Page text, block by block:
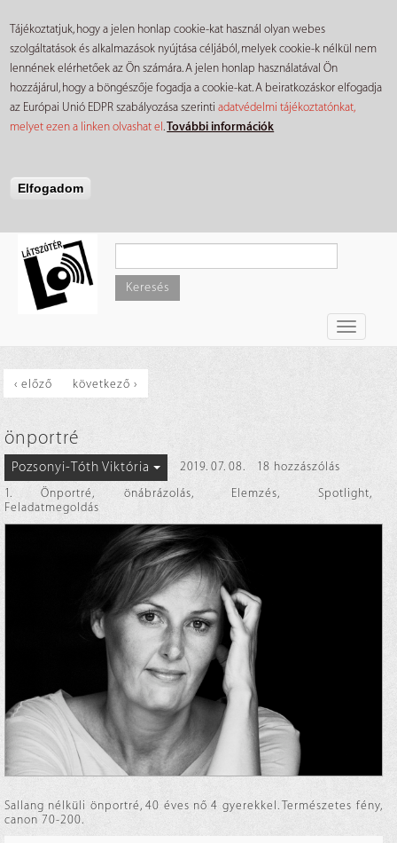
Tájékoztatjuk, hogy a jelen honlap cookie-kat használ olyan webes
szolgáltatások és alkalmazások nyújtása céljából, melyek cookie-k nélkül nem
lennének elérhetőek az Ön számára. A jelen honlap használatával Ön
hozzájárul, hogy a böngészője fogadja a cookie-kat. A beiratkozáskor elfogadja
az Európai Unió EDPR szabályozása szerintiadatvédelmi tájékoztatónkat,
melyet ezen a linken olvashat el.További információk
Elfogadom
tartalomra
Keresés
Toggle
‹ előző következő ›
önportré
Pozsonyi-Tóth Viktória 2019. 07. 08.
18 hozzászólás
1. Önportré, önábrázolás, Elemzés, Spotlight,
Feladatmegoldás
Sallang nélküli önportré, 40 éves nő 4 gyerekkel. Természetes fény,
canon 70-200.